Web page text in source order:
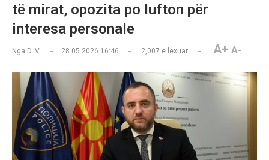
të mirat, opozita po lufton për
interesa personale
Nga D. V. 28.05.2026 16:46 2,007 e lexuar A+ A-